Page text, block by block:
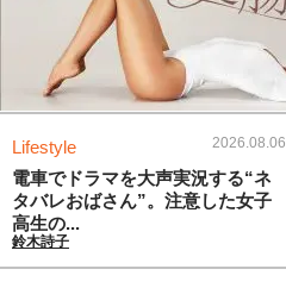
Lifestyle 2026.08.06
電車でドラマを大声実況する“ネ
タバレおばさん”。注意した女子
高生の...
鈴木詩子